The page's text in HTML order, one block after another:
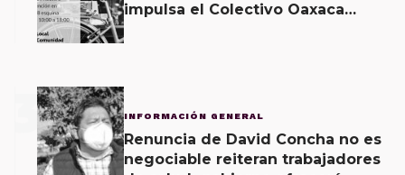
impulsa el Colectivo Oaxaca
3 INFORMACIÓN GENERAL
Renuncia de David Concha no es
negociable reiteran trabajadores